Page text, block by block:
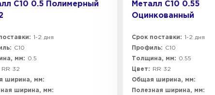
C10 0.5 Полимерный
1-2 дня
C10
мм:
0.5
RR 32
ширина, мм:
ширина, мм:
Металл C10 0.55
Оцинкованный
Срок поставки: 1-2 дня
Профиль:
C10
Толщина, мм:
0.55
Цвет:
RR 32
Общая ширина, мм:
Полезная ширина, мм: